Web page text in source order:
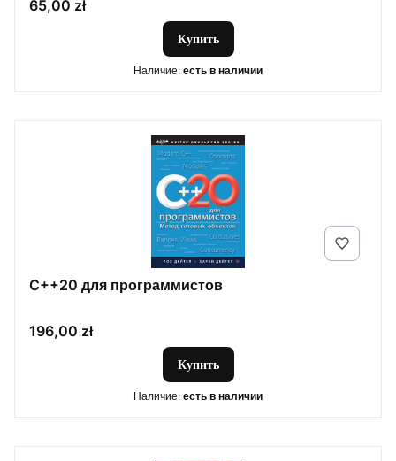
Цена
65,00 zł
Купить
Наличие: есть в наличии
C++20 для программистов
Цена
196,00 zł
Купить
Наличие: есть в наличии